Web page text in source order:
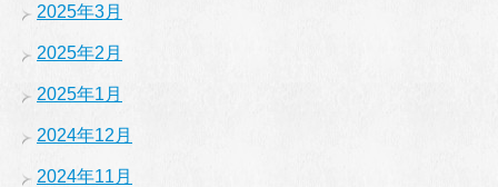
2025年3月
2025年2月
2025年1月
2024年12月
2024年11月